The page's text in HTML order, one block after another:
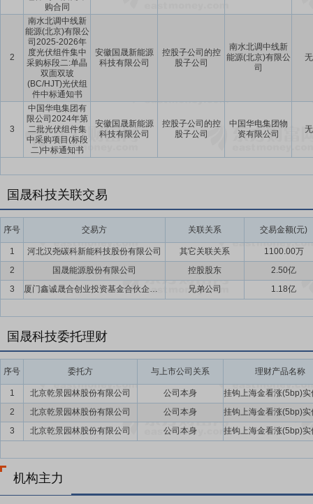
购合同
2
南水北调中线新
能源(北京)有限公
司2025-2026年
度光伏组件集中
采购标段二:单晶
双面双玻
(BC/HJT)光伏组
件中标通知书
安徽国晟新能源
科技有限公司
控股子公司的控
股子公司
南水北调中线新
能源(北京)有限公
司
3
中国华电集团有
限公司2024年第
二批光伏组件集
中采购项目(标段
二)中标通知书
安徽国晟新能源
科技有限公司
控股子公司的控
股子公司
中国华电集团物
资有限公司
国晟科技关联交易
序号 交易方 关联关系 交易金额(元)
1 河北汉尧碳科新能科技股份有限公司 其它关联关系
1100.00万
2
国晟能源股份有限公司 控股股东
2.50亿
3
厦门鑫诚晟合创业投资基金合伙企业(有限合伙) 兄弟公司 1.18亿
国晟科技委托理财
序号 委托方 与上市公司关系 理财产品名称
1 北京乾景园林股份有限公司
公司本身
2
北京乾景园林股份有限公司
公司本身
3
北京乾景园林股份有限公司 公司本身
机构主力